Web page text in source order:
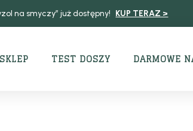
na smyczy” już dostępny! KUP TERAZ >
SKLEP TEST DOSZY DARMOWE